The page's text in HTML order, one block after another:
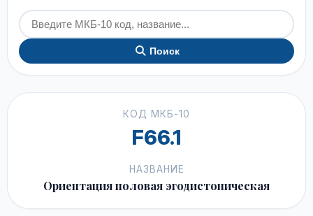
Поиск
КОД МКБ-10
F66.1
НАЗВАНИЕ
Ориентация половая эгодистоническая